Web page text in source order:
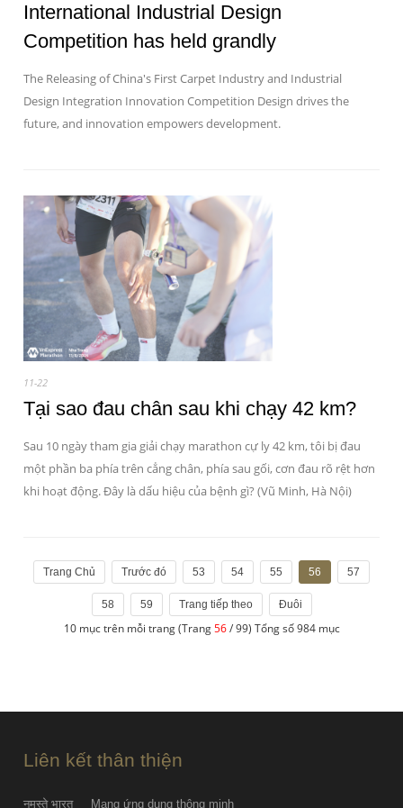
International Industrial Design
Competition has held grandly
The Releasing of China's First Carpet Industry and Industrial
Design Integration Innovation Competition Design drives the
future, and innovation empowers development.
11-22
Tại sao đau chân sau khi chạy 42 km?
Sau 10 ngày tham gia giải chạy marathon cự ly 42 km, tôi bị đau
một phần ba phía trên cẳng chân, phía sau gối, cơn đau rõ rệt hơn
khi hoạt động. Đây là dấu hiệu của bệnh gì? (Vũ Minh, Hà Nội)
Trang Chủ Trước đó 53 54 55 56 57
58 59 Trang tiếp theo Đuôi
10 mục trên mỗi trang (Trang56/ 99) Tổng số 984 mục
Liên kết thân thiện
नमस्ते भारत Mạng ứng dụng thông minh